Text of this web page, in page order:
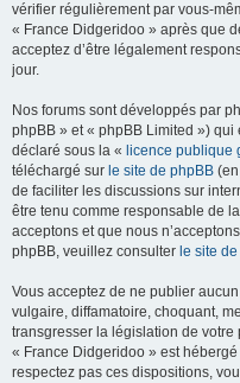
vérifier régulièrement par vous-
« France Didgeridoo » après que
acceptez d’être légalement
jour.
Nos forums sont développés par
phpBB » et « phpBB Limited »)
déclaré sous la « licence publique
téléchargé sur le site de phpBB
de faciliter les discussions sur
être tenu comme responsable de
acceptons et que nous
phpBB, veuillez consulter le site
Vous acceptez de ne publier
vulgaire, diffamatoire, choquant,
transgresser la législation de
« France Didgeridoo » est
respectez pas ces dispositions,